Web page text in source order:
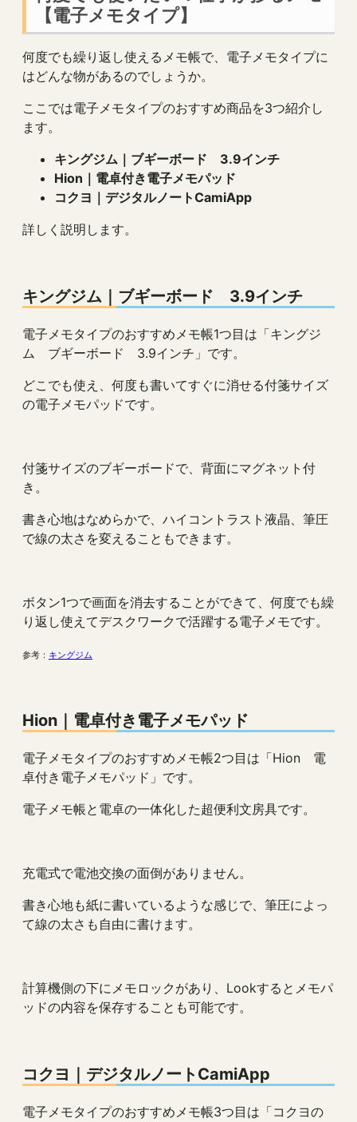
【電子メモタイプ】
何度でも繰り返し使えるメモ帳で、電子メモタイプに
はどんな物があるのでしょうか。
ここでは電子メモタイプのおすすめ商品を3つ紹介し
ます。
キングジム｜ブギーボード 3.9インチ
Hion｜電卓付き電子メモパッド
コクヨ｜デジタルノートCamiApp
詳しく説明します。
キングジム ブギーボード 3.9インチ
電子メモタイプのおすすめメモ帳1つ目は「キングジ
ム ブギーボード 3.9インチ」です。
どこでも使え、何度も書いてすぐに消せる付箋サイズ
の電子メモパッドです。
付箋サイズのブギーボードで、背面にマグネット付
き。
書き心地はなめらかで、ハイコントラスト液晶、筆圧
で線の太さを変えることもできます。
ボタン1つで画面を消去することができて、何度でも繰
り返し使えてデスクワークで活躍する電子メモです。
参考： キングジム
Hion 電卓付き電子メモパッド
電子メモタイプのおすすめメモ帳2つ目は「Hion 電
卓付き電子メモパッド」です。
電子メモ帳と電卓の一体化した超便利文房具です。
充電式で電池交換の面倒がありません。
書き心地も紙に書いているような感じで、筆圧によっ
て線の太さも自由に書けます。
計算機側の下にメモロックがあり、Lookするとメモパ
ッドの内容を保存することも可能です。
コクヨ デジタルノートCamiApp
電子メモタイプのおすすめメモ帳3つ目は「コクヨの